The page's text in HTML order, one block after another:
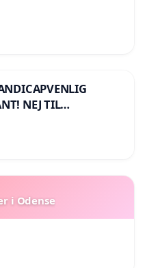
NEJ TIL
i Odense